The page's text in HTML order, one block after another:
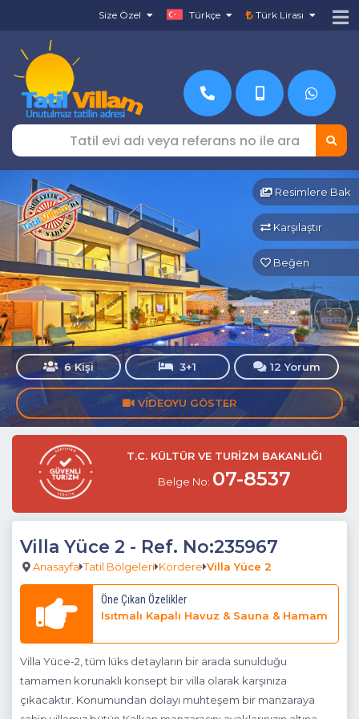
Size Özel Türkçe Türk Lirası
Resimlere Bak
Karşılaştır
Beğen
6 Kişi 3+1 12 Yorum
VIDEOYU GÖSTER
T.C. KÜLTÜR VE TURİZM BAKANLIĞI
Belge No: 07-8537
Villa Yüce 2 - Ref. No:235967
Anasayfa Tatil Bölgeleri Kördere Villa Yüce 2
Öne Çıkan Özelikler
Isıtmalı Kapalı Havuz & Sauna & Hamam
Villa Yüce-2, tüm lüks detayların bir arada sunulduğu
tamamen korunaklı konsept bir villa olarak karşınıza
çıkacaktır. Konumundan dolayı muhteşem bir manzaraya